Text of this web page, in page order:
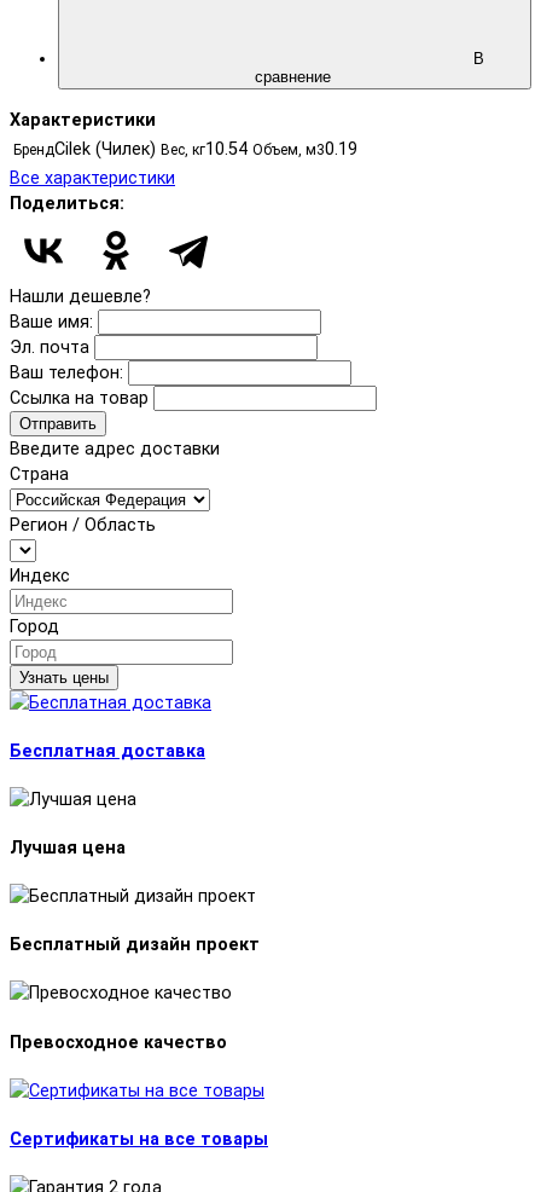
В
сравнение
Характеристики
БрендCilek (Чилек) Вес, кг10.54 Объем, м30.19
Все характеристики
Поделиться:
Нашли дешевле?
Ваше имя:
Эл. почта
Ваш телефон:
Ссылка на товар
Отправить
Введите адрес доставки
Страна
Регион / Область
Индекс
Город
Узнать цены
Бесплатная доставка
Лучшая цена
Бесплатный дизайн проект
Превосходное качество
Сертификаты на все товары